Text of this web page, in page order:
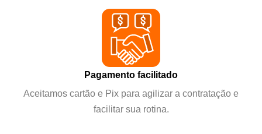
Pagamento facilitado
Aceitamos cartão e Pix para agilizar a contratação e
facilitar sua rotina.